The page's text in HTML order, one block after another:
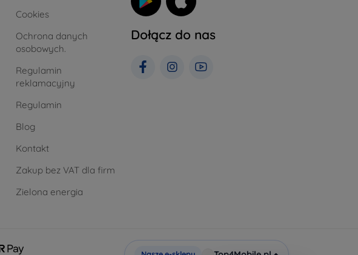
Cookies
Ochrona danych
osobowych.
Regulamin
reklamacyjny
Regulamin
Blog
Kontakt
Zakup bez VAT dla firm
Zielona energia
Dołącz do nas